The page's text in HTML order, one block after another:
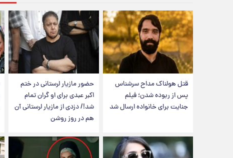
قتل هولناک مداح سرشناس
پس از ربوده شدن؛ فیلم
جنایت برای خانواده ارسال شد
حضور مازیار لرستانی در ختم
اکبر عبدی برای او گران تمام
شد!/ دزدی از مازیار لرستانی آن
هم در روز روشن